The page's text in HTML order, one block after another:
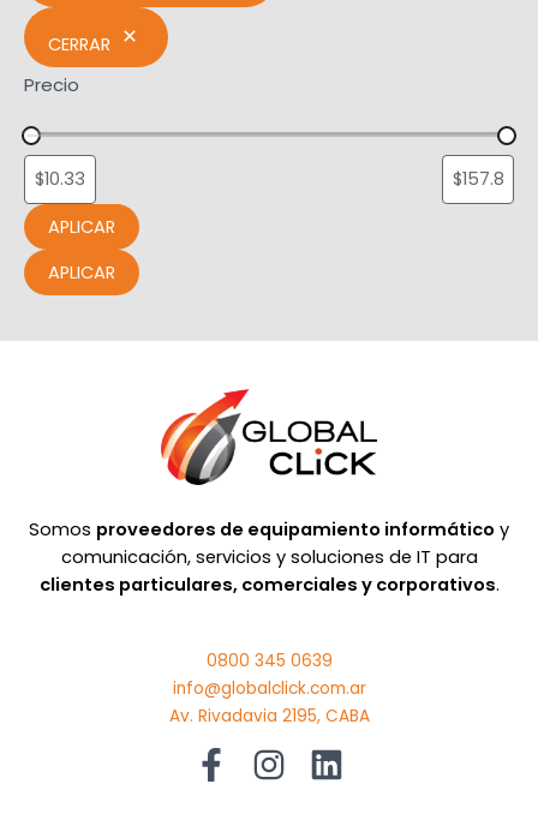
CERRAR
Precio
APLICAR
APLICAR
Somos proveedores de equipamiento informático y
comunicación, servicios y soluciones de IT para
clientes particulares, comerciales y corporativos.
0800 345 0639
info@globalclick.com.ar
Av. Rivadavia 2195, CABA